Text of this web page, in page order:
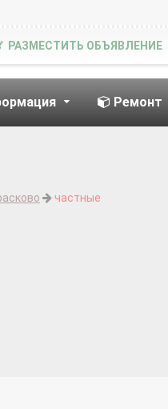
Ремонт
РАЗМЕСТИТЬ ОБЪЯВЛЕНИЕ
частные